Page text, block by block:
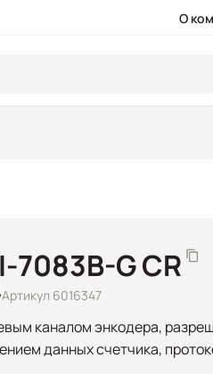
О
7083B-G CR
Артикул 6016347
каналом энкодера,
данных счетчика,